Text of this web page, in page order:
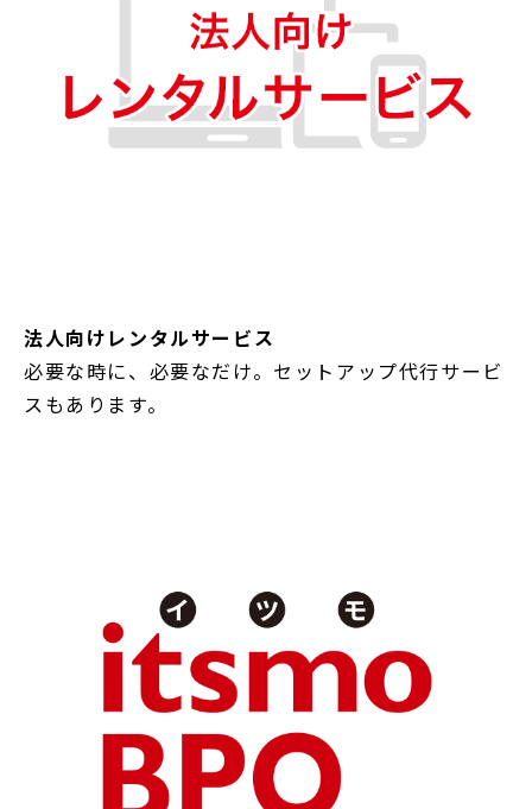
法人向けレンタルサービス
必要な時に、必要なだけ。セットアップ代行サービ
スもあります。